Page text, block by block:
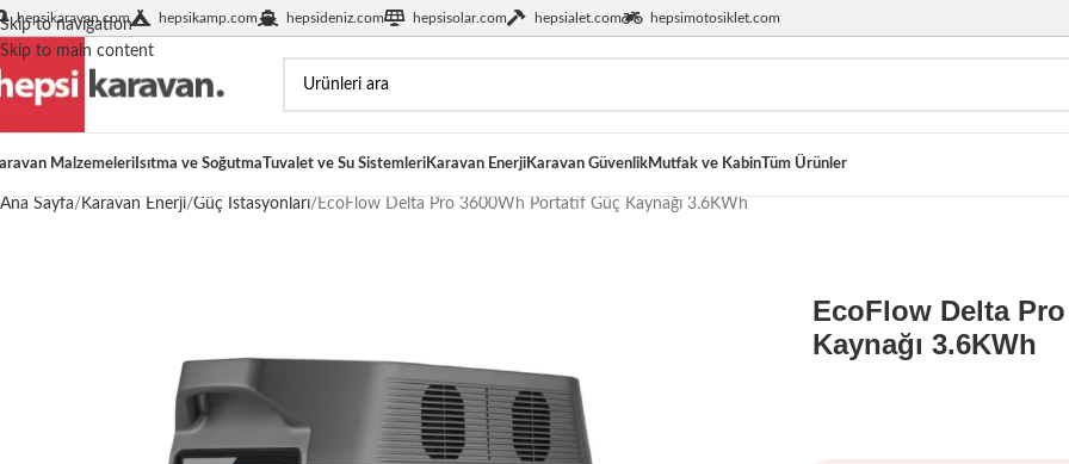
Skip to navigation
Skip to main content
hepsikaravan.com hepsikamp.com hepsideniz.com hepsisolar.com hepsialet.com hepsimotosiklet.com
Malzemeleri Isıtma ve SoğutmaTuvalet ve Su SistemleriKaravan EnerjiKaravan GüvenlikMutfak ve KabinTüm Ürünler
Ana Sayfa Karavan Enerji Güç İstasyonları EcoFlow Delta Pro 3600Wh Portatif Güç Kaynağı 3.6KWh
EcoFlow Delta
Kaynağı 3.6KWh